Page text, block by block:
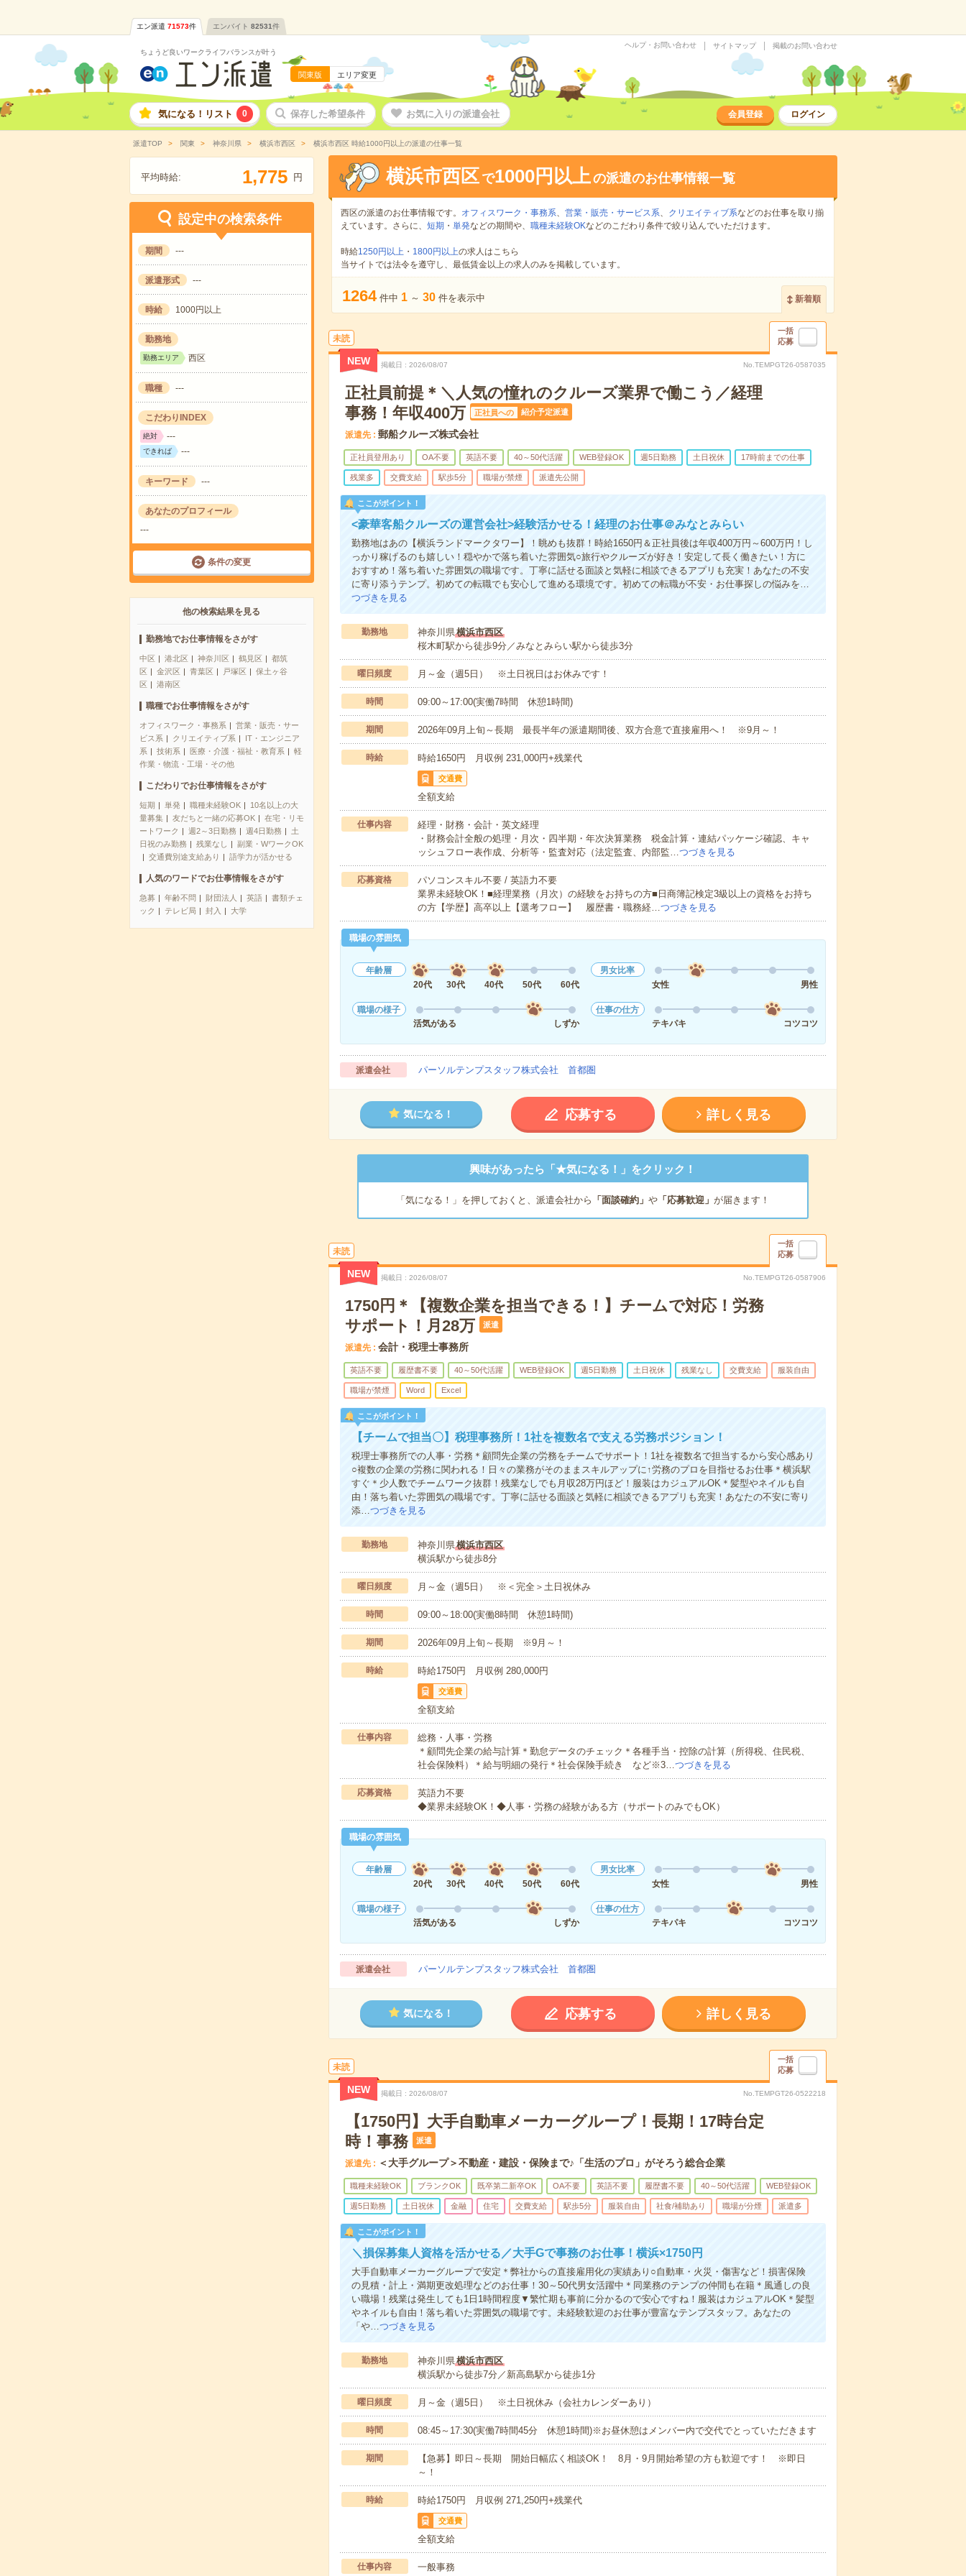
エン派遣 71573件 エンバイト 82531件
ちょうど良いワークライフバランスが叶う
関東版 エリア変更
ヘルプ・お問い合わせ サイトマップ 掲載のお問い合わせ
気になる！リスト 0 保存した希望条件 お気に入りの派遣会社 会員登録 ログイン
派遣TOP 関東 神奈川県 横浜市西区 横浜市西区 時給1000円以上の派遣の仕事一覧
平均時給: 1,775 円
設定中の検索条件
期間 ---
派遣形式 ---
時給 1000円以上
勤務地
勤務エリア 西区
職種 ---
こだわりINDEX
絶対 ---
できれば ---
キーワード ---
あなたのプロフィール
---
条件の変更
他の検索結果を見る
勤務地でお仕事情報をさがす
中区 港北区 神奈川区 鶴見区
都筑
区
金沢区 青葉区 戸塚区
保土ヶ谷
区
港南区
職種でお仕事情報をさがす
オフィスワーク・事務系
営業・販売・サー
ビス系
クリエイティブ系
IT・エンジニア
系
技術系 医療・介護・福祉・教育系
軽
作業・物流・工場・その他
こだわりでお仕事情報をさがす
短期 単発 職種未経験OK
10名以上の大
量募集
友だちと一緒の応募OK
在宅・リモ
ートワーク
週2～3日勤務 週4日勤務
土
日祝のみ勤務
残業なし
副業・WワークOK
交通費別途支給あり
語学力が活かせる
人気のワードでお仕事情報をさがす
急募 年齢不問 財団法人 英語
書類チェ
ック
テレビ局 封入 大学
横浜市西区 で1000円以上の派遣のお仕事情報一覧
西区の派遣のお仕事情報です。 オフィスワーク・事務系、 営業・販売・サービス系、 クリエイティブ系などのお仕事を取り揃
えています。さらに、 短期 ・ 単発などの期間や、 職種未経験OKなどのこだわり条件で絞り込んでいただけます。
時給1250円以上・ 1800円以上の求人はこちら
当サイトでは法令を遵守し、最低賃金以上の求人のみを掲載しています。
1264 件中 1 ～ 30 件を表示中 新着順
未読
一括
応募
NEW 掲載日 2026/08/07 No.TEMPGT26-0587035
正社員前提＊＼人気の憧れのクルーズ業界で働こう／経理
事務！年収400万
正社員への 紹介予定派遣
派遣先 郵船クルーズ株式会社
正社員登用あり OA不要 英語不要 40～50代活躍 WEB登録OK 週5日勤務 土日祝休 17時前までの仕事
残業多 交費支給 駅歩5分 職場が禁煙 派遣先公開
ここがポイント！
<豪華客船クルーズの運営会社>経験活かせる！経理のお仕事＠みなとみらい
勤務地はあの【横浜ランドマークタワー】！眺めも抜群！時給1650円＆正社員後は年収400万円～600万円！し
っかり稼げるのも嬉しい！穏やかで落ち着いた雰囲気○旅行やクルーズが好き！安定して長く働きたい！方に
おすすめ！落ち着いた雰囲気の職場です。丁寧に話せる面談と気軽に相談できるアプリも充実！あなたの不安
に寄り添うテンプ。初めての転職でも安心して進める環境です。初めての転職が不安・お仕事探しの悩みを…
つづきを見る
勤務地 神奈川県横浜市西区
桜木町駅から徒歩9分／みなとみらい駅から徒歩3分
曜日頻度 月～金（週5日） ※土日祝日はお休みです！
時間 09:00～17:00(実働7時間 休憩1時間)
期間 2026年09月上旬～長期 最長半年の派遣期間後、双方合意で直接雇用へ！ ※9月～！
時給 時給1650円 月収例 231,000円+残業代
交通費
全額支給
仕事内容
経理・財務・会計・英文経理
・財務会計全般の処理・月次・四半期・年次決算業務 税金計算・連結パッケージ確認、キャ
ッシュフロー表作成、分析等・監査対応（法定監査、内部監…つづきを見る
応募資格
パソコンスキル不要 / 英語力不要
業界未経験OK！■経理業務（月次）の経験をお持ちの方■日商簿記検定3級以上の資格をお持ち
の方【学歴】高卒以上【選考フロー】 履歴書・職務経…つづきを見る
職場の雰囲気
年齢層
20代
30代 40代 50代 60代
男女比率
女性
男性
職場の様子
活気がある
しずか
仕事の仕方
テキパキ
コツコツ
派遣会社 パーソルテンプスタッフ株式会社 首都圏
気になる！ 応募する 詳しく見る
興味があったら「★気になる！」をクリック！
「気になる！」を押しておくと、派遣会社から 「面談確約」 や「応募歓迎」 が届きます！
未読
一括
応募
NEW 掲載日 2026/08/07 No.TEMPGT26-0587906
1750円＊【複数企業を担当できる！】チームで対応！労務
サポート！月28万
派遣
派遣先 会計・税理士事務所
英語不要 履歴書不要 40～50代活躍 WEB登録OK 週5日勤務 土日祝休 残業なし 交費支給 服装自由
職場が禁煙 Word Excel
ここがポイント！
【チームで担当〇】税理事務所！1社を複数名で支える労務ポジション！
税理士事務所での人事・労務＊顧問先企業の労務をチームでサポート！1社を複数名で担当するから安心感あり
○複数の企業の労務に関われる！日々の業務がそのままスキルアップに↑労務のプロを目指せるお仕事＊横浜駅
すぐ＊少人数でチームワーク抜群！残業なしでも月収28万円ほど！服装はカジュアルOK＊髪型やネイルも自
由！落ち着いた雰囲気の職場です。丁寧に話せる面談と気軽に相談できるアプリも充実！あなたの不安に寄り
添…つづきを見る
勤務地 神奈川県横浜市西区
横浜駅から徒歩8分
曜日頻度 月～金（週5日） ※＜完全＞土日祝休み
時間 09:00～18:00(実働8時間 休憩1時間)
期間 2026年09月上旬～長期 ※9月～！
時給 時給1750円 月収例 280,000円
交通費
全額支給
仕事内容
総務・人事・労務
＊顧問先企業の給与計算＊勤怠データのチェック＊各種手当・控除の計算（所得税、住民税、
社会保険料）＊給与明細の発行＊社会保険手続き など※3…つづきを見る
応募資格
英語力不要
◆業界未経験OK！◆人事・労務の経験がある方（サポートのみでもOK）
職場の雰囲気
年齢層
20代
30代 40代 50代 60代
男女比率
女性
男性
職場の様子
活気がある
しずか
仕事の仕方
テキパキ
コツコツ
派遣会社 パーソルテンプスタッフ株式会社 首都圏
気になる！ 応募する 詳しく見る
未読
一括
応募
NEW 掲載日 2026/08/07 No.TEMPGT26-0522218
【1750円】大手自動車メーカーグループ！長期！17時台定
時！事務
派遣
派遣先 ＜大手グループ＞不動産・建設・保険まで♪「生活のプロ」がそろう総合企業
職種未経験OK ブランクOK 既卒第二新卒OK OA不要 英語不要 履歴書不要 40～50代活躍 WEB登録OK
週5日勤務 土日祝休 金融 住宅 交費支給 駅歩5分 服装自由 社食/補助あり 職場が分煙 派遣多
ここがポイント！
＼損保募集人資格を活かせる／大手Gで事務のお仕事！横浜×1750円
大手自動車メーカーグループで安定＊弊社からの直接雇用化の実績あり○自動車・火災・傷害など！損害保険
の見積・計上・満期更改処理などのお仕事！30～50代男女活躍中＊同業務のテンプの仲間も在籍＊風通しの良
い職場！残業は発生しても1日1時間程度▼繁忙期も事前に分かるので安心ですね！服装はカジュアルOK＊髪型
やネイルも自由！落ち着いた雰囲気の職場です。未経験歓迎のお仕事が豊富なテンプスタッフ。あなたの
「や…つづきを見る
勤務地 神奈川県横浜市西区
横浜駅から徒歩7分／新高島駅から徒歩1分
曜日頻度 月～金（週5日） ※土日祝休み（会社カレンダーあり）
時間 08:45～17:30(実働7時間45分 休憩1時間)※お昼休憩はメンバー内で交代でとっていただきます
期間
【急募】即日～長期 開始日幅広く相談OK！ 8月・9月開始希望の方も歓迎です！ ※即日
～！
時給 時給1750円 月収例 271,250円+残業代
交通費
全額支給
仕事内容
一般事務